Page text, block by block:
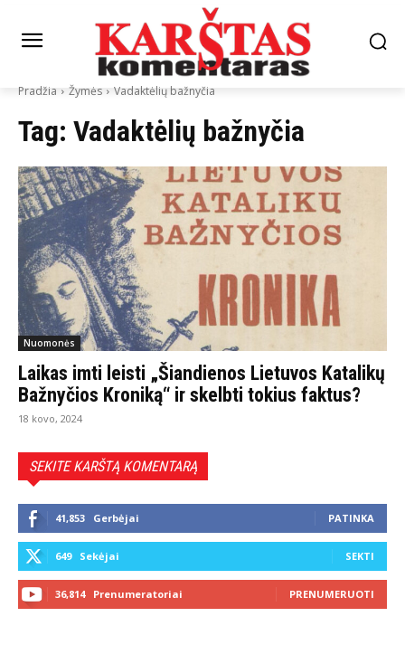
Pradžia Žymės Vadaktėlių bažnyčia
Tag: Vadaktėlių bažnyčia
Nuomonės
Laikas imti leisti „Šiandienos Lietuvos Katalikų
Bažnyčios Kroniką“ ir skelbti tokius faktus?
18 kovo, 2024
SEKITE KARŠTĄ KOMENTARĄ
41,853 Gerbėjai PATINKA
649 Sekėjai SEKTI
36,814 Prenumeratoriai PRENUMERUOTI